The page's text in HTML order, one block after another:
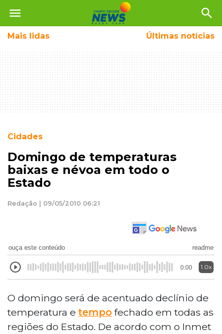
menu search
Mais lidas Últimas notícias
Cidades
Domingo de temperaturas
baixas e névoa em todo o
Estado
Redação | 09/05/2010 06:21
ouça este conteúdo readme
0:00 1.0x
O domingo será de acentuado declínio de
temperatura e tempo fechado em todas as
regiões do Estado. De acordo com o Inmet